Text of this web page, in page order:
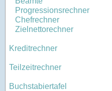
Progressionsrechner
Chefrechner
Zielnettorechner
Kreditrechner
Teilzeitrechner
Buchstabiertafel